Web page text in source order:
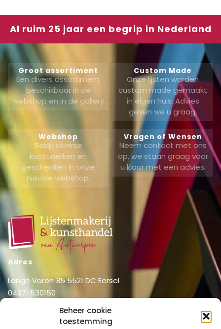
Beheer cookie
toestemming
Al ruim 25 jaar een begrip in Nederland
Groot assortiment
Een divers assortiment
beschikbaar in de
webshop en in de gallery
Custom Made
Onze lijsten worden
custom made gemaakt
in eigen huis. Advies
geven we u graag,
Webshop
Bekijk diverse
kunstwerken en
geschenken in onze
nieuwe webshop.
Vragen of Wensen
Neem contact met ons
op, we staan graag voor
u klaar met een advies.
Adres
Lange Voren 35 5521 DC Eersel
0497-530150
info@lijstenmakerij vanantwerpen.nl